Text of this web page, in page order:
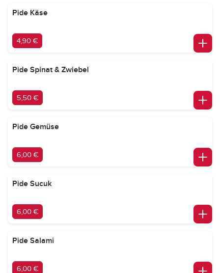
Pide Käse
4,90 €
Pide Spinat & Zwiebel
5,50 €
Pide Gemüse
6,00 €
Pide Sucuk
6,00 €
Pide Salami
6,00 €